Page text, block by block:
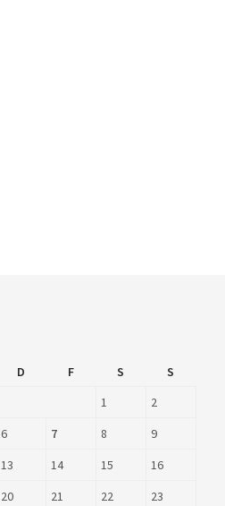
D F S
S
1
2
6 7 8
9
13 14 15
16
20 21 22
23